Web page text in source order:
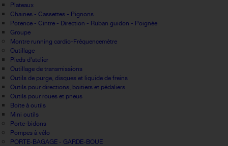
Plateaux
Chaines - Cassettes - Pignons
Potence - Cintre - Direction - Ruban guidon - Poignée
Groupe
Montre running cardio-Fréquencemètre
Outillage
Pieds d'atelier
Outillage de transmissions
Outils de purge, disques et liquide de freins
Outils pour directions, boitiers et pédaliers
Outils pour roues et pneus
Boite à outils
Mini outils
Porte-bidons
Pompes à vélo
PORTE-BAGAGE - GARDE-BOUE